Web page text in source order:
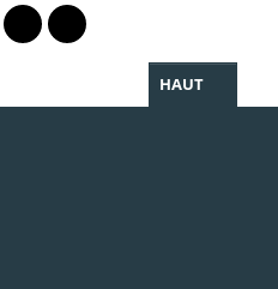
Instagram
le profil Linkedin
vers le profil Facebook
Lien vers le profil Twitter
Partager par WhatsApp
HAUT